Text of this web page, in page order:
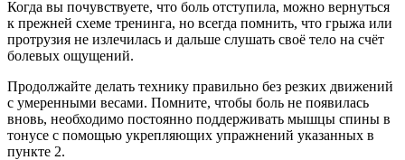
Когда вы почувствуете, что боль отступила, можно вернуться
к прежней схеме тренинга, но всегда помнить, что грыжа или
протрузия не излечилась и дальше слушать своё тело на счёт
болевых ощущений.
Продолжайте делать технику правильно без резких движений
с умеренными весами. Помните, чтобы боль не появилась
вновь, необходимо постоянно поддерживать мышцы спины в
тонусе с помощью укрепляющих упражнений указанных в
пункте 2.